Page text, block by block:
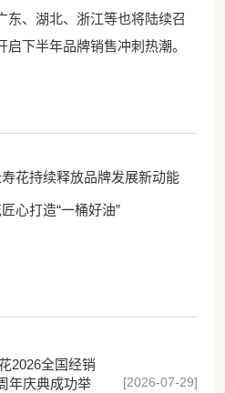
东、湖北、浙江等也将陆续召
下半年品牌销售冲刺热潮。
花持续释放品牌发展新动能
寿花匠心打造“一桶好油”
2026全国经销
年庆典成功举
[2026-07-29]